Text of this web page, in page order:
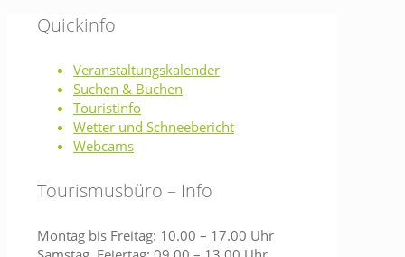
Quickinfo
Veranstaltungskalender
Suchen & Buchen
Touristinfo
Wetter und Schneebericht
Webcams
Tourismusbüro – Info
Montag bis Freitag: 10.00 – 17.00 Uhr